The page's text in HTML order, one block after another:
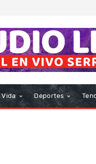
Vida Deportes